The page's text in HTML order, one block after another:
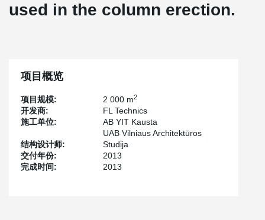
used in the column erection.
项目概览
项目规模: 2 000 m2
开发商:
FL Technics
施工单位:
AB YIT Kausta
结构设计师:
UAB Vilniaus Architektūros
Studija
交付年份:
2013
完成时间:
2013